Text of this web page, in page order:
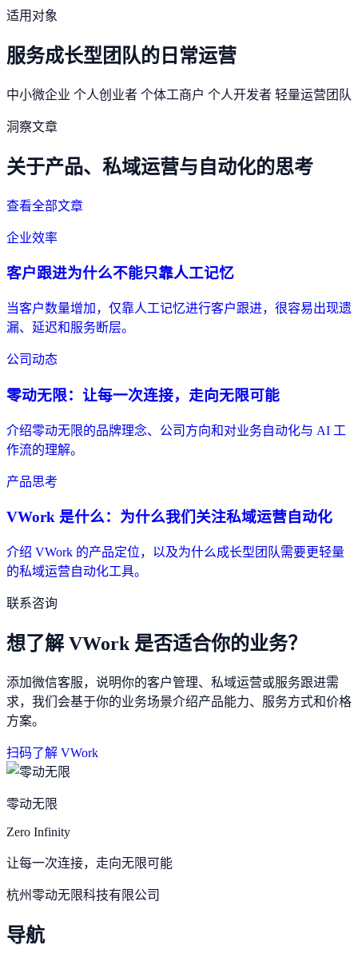
适用对象
服务成长型团队的日常运营
中小微企业 个人创业者 个体工商户 个人开发者 轻量运营团队
洞察文章
关于产品、私域运营与自动化的思考
查看全部文章
企业效率
客户跟进为什么不能只靠人工记忆
当客户数量增加，仅靠人工记忆进行客户跟进，很容易出现遗
漏、延迟和服务断层。
公司动态
零动无限：让每一次连接，走向无限可能
介绍零动无限的品牌理念、公司方向和对业务自动化与 AI 工
作流的理解。
产品思考
VWork 是什么：为什么我们关注私域运营自动化
介绍 VWork 的产品定位，以及为什么成长型团队需要更轻量
的私域运营自动化工具。
联系咨询
想了解 VWork 是否适合你的业务？
添加微信客服，说明你的客户管理、私域运营或服务跟进需
求，我们会基于你的业务场景介绍产品能力、服务方式和价格
方案。
扫码了解 VWork
零动无限
Zero Infinity
让每一次连接，走向无限可能
杭州零动无限科技有限公司
导航